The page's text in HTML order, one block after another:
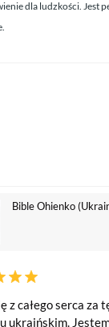
dla ludzkości. Jest
Bible Ohienko
z całego serca za
ukraińskim.